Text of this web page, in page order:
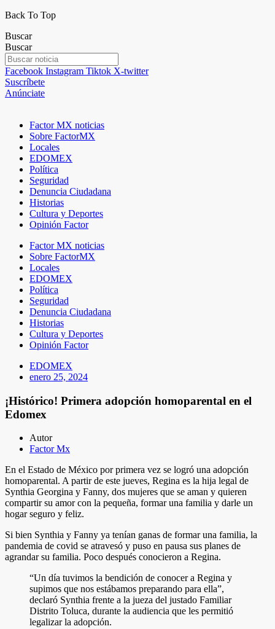
Back To Top
Buscar
Buscar
Facebook Instagram Tiktok X-twitter
Suscríbete
Anúnciate
Factor MX noticias
Sobre FactorMX
Locales
EDOMEX
Política
Seguridad
Denuncia Ciudadana
Historias
Cultura y Deportes
Opinión Factor
Factor MX noticias
Sobre FactorMX
Locales
EDOMEX
Política
Seguridad
Denuncia Ciudadana
Historias
Cultura y Deportes
Opinión Factor
EDOMEX
enero 25, 2024
¡Histórico! Primera adopción homoparental en el
Edomex
Autor
Factor Mx
En el Estado de México por primera vez se logró una adopción
homoparental. A partir de este jueves, Regina es la hija legal de
Synthia Georgina y Fanny, dos mujeres que se aman y quieren
compartir su amor con la pequeña, formar una familia y darle un
hogar seguro y feliz.
Si bien Synthia y Fanny ya tenían ganas de formar una familia, la
pandemia de covid se atravesó y puso en pausa sus planes de
agrandar su familia. Poco después conocieron a Regina.
“Un día tuvimos la bendición de conocer a Regina y
supimos que nos estábamos preparando para ella”,
declaró Synthia frente a la jueza del justado Familiar
Distrito Toluca, durante la audiencia que les permitió
legalizar la adopción.